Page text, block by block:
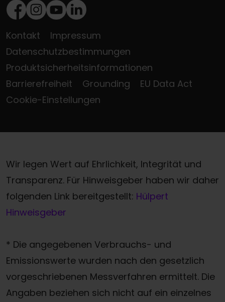
Facebook
Instagram
Youtube
LinkedIn
Kontakt
Impressum
Datenschutzbestimmungen
Produktsicherheitsinformationen
Barrierefreiheit
Grounding
EU Data Act
Cookie-Einstellungen
Wir legen Wert auf Ehrlichkeit, Integrität und
Transparenz. Für Hinweisgeber haben wir daher
folgenden Link bereitgestellt: Hülpert
Hinweisgeber
* Die angegebenen Verbrauchs- und
Emissionswerte wurden nach den gesetzlich
vorgeschriebenen Messverfahren ermittelt. Die
Angaben beziehen sich nicht auf ein einzelnes